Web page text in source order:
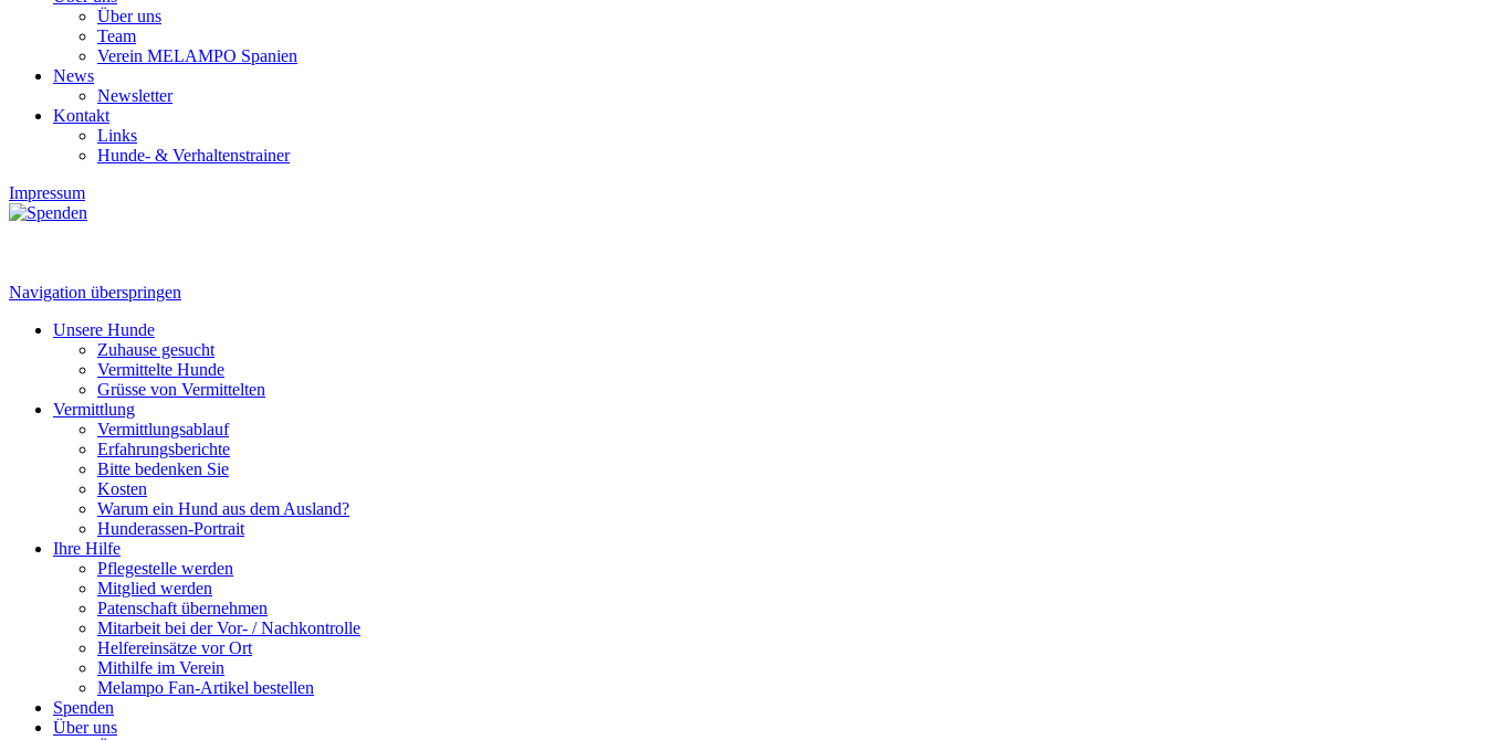
Über uns
Team
Verein MELAMPO Spanien
News
Newsletter
Kontakt
Links
Hunde- & Verhaltenstrainer
Impressum
Navigation überspringen
Unsere Hunde
Zuhause gesucht
Vermittelte Hunde
Grüsse von Vermittelten
Vermittlung
Vermittlungsablauf
Erfahrungsberichte
Bitte bedenken Sie
Kosten
Warum ein Hund aus dem Ausland?
Hunderassen-Portrait
Ihre Hilfe
Pflegestelle werden
Mitglied werden
Patenschaft übernehmen
Mitarbeit bei der Vor- / Nachkontrolle
Helfereinsätze vor Ort
Mithilfe im Verein
Melampo Fan-Artikel bestellen
Spenden
Über uns